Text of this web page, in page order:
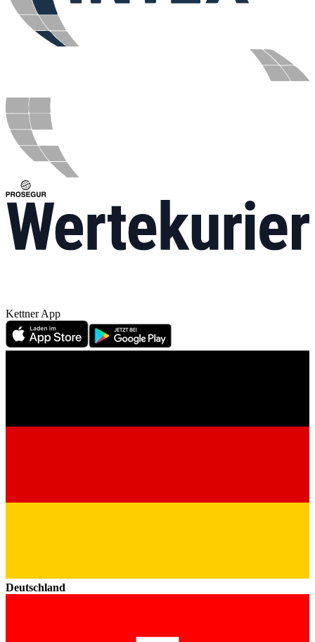
Kettner App
Deutschland